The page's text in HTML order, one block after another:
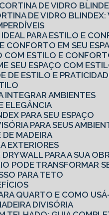
CORTINA DE VIDRO
DE VIDRO
IDEAL PARA ESTILO E
CONFORTO EM SEU
COM ESTILO E
SEU ESPAÇO COM
DE ESTILO E
INTEGRAR AMBIENTES
ELEGÂNCIA
PARA SEU ESPAÇO
PARA SEUS
DE MADEIRA
EXTERIORES
PARA A SUA
PODE TRANSFORMAR
PARA TETO
QUARTO E COMO
DIVISÓRIA